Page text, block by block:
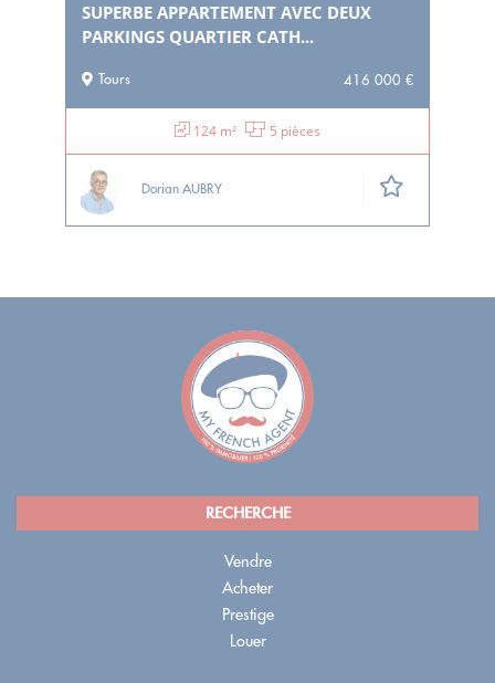
SUPERBE APPARTEMENT AVEC DEUX
PARKINGS QUARTIER CATH...
Tours 416 000 €
124 m² 5 pièces
Dorian AUBRY
RECHERCHE
Vendre
Acheter
Prestige
Louer